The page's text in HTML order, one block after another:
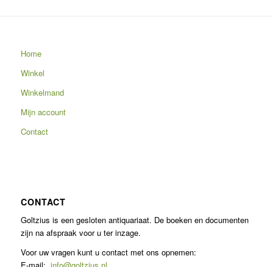
Home
Winkel
Winkelmand
Mijn account
Contact
CONTACT
Goltzius is een gesloten antiquariaat. De boeken en documenten
zijn na afspraak voor u ter inzage.
Voor uw vragen kunt u contact met ons opnemen: